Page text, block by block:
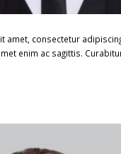
amet, consectetur
enim ac sagittis.